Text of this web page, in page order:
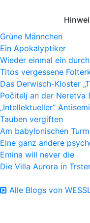
Grüne Männchen
Ein Apokalyptiker
Wieder einmal ein
Titos vergessene
Das Derwisch-Kloster
Počitelj an der Neretva
„Intellektueller“
Tauben vergiften
Am babylonischen
Eine ganz andere
Emina will never die
Die Villa Aurora in
Alle Blogs von